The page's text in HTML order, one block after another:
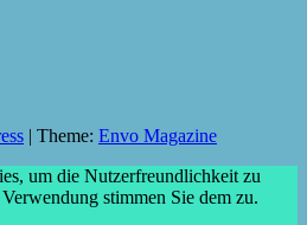
Theme: Envo Magazine
um die Nutzerfreundlichkeit zu
stimmen Sie dem zu.